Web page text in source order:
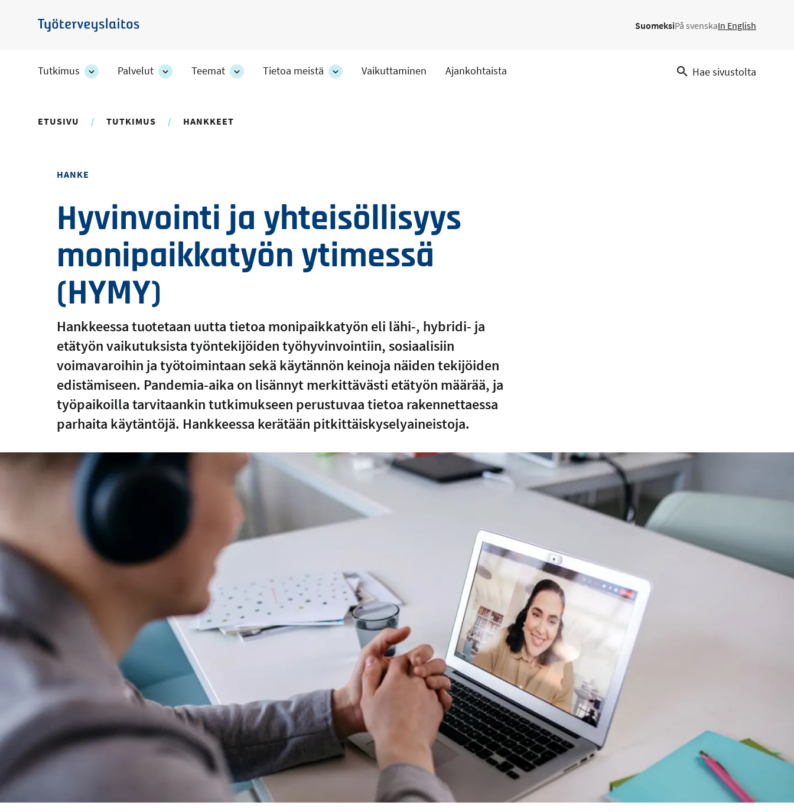
pääsisältöön
Työterveyslaitos
SuomeksiPå svenskaIn English
Tutkimus
TutkimusPalvelut
PalvelutTeemat
TeematTietoa meistä
TietoaVaikuttaminen Ajankohtaista Hae sivustolta
ETUSIVU TUTKIMUS HANKKEET
HANKE
Hyvinvointi ja yhteisöllisyys
monipaikkatyön ytimessä
(HYMY)
Hankkeessa tuotetaan uutta tietoa monipaikkatyön eli lähi-, hybridi- ja
etätyön vaikutuksista työntekijöiden työhyvinvointiin, sosiaalisiin
voimavaroihin ja työtoimintaan sekä käytännön keinoja näiden tekijöiden
edistämiseen. Pandemia-aika on lisännyt merkittävästi etätyön määrää, ja
työpaikoilla tarvitaankin tutkimukseen perustuvaa tietoa rakennettaessa
parhaita käytäntöjä. Hankkeessa kerätään pitkittäiskyselyaineistoja.